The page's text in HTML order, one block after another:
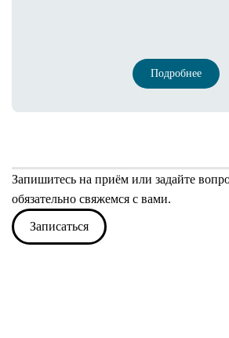
Подробнее
Запишитесь на приём или задайте
обязательно свяжемся с вами.
Записаться